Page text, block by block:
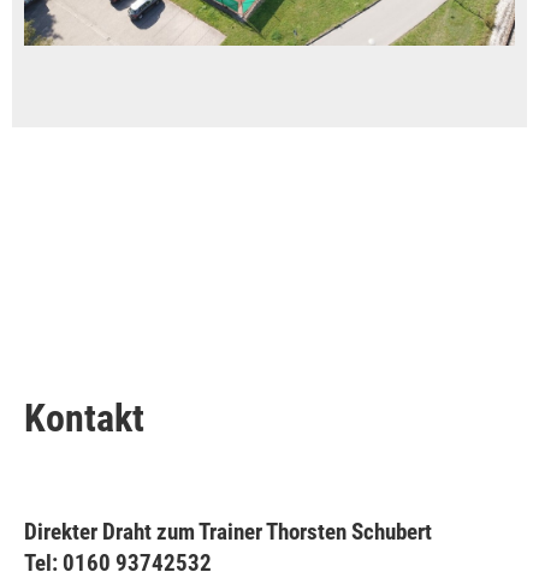
Kontakt
Direkter Draht zum Trainer Thorsten Schubert
Tel: 0160 93742532